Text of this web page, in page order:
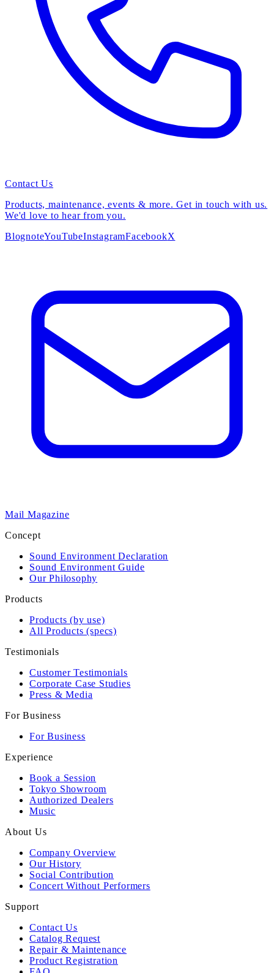
Contact Us
Products, maintenance, events & more. Get in touch with us.
We'd love to hear from you.
BlognoteYouTubeInstagramFacebookX
Mail Magazine
Concept
Sound Environment Declaration
Sound Environment Guide
Our Philosophy
Products
Products (by use)
All Products (specs)
Testimonials
Customer Testimonials
Corporate Case Studies
Press & Media
For Business
For Business
Experience
Book a Session
Tokyo Showroom
Authorized Dealers
Music
About Us
Company Overview
Our History
Social Contribution
Concert Without Performers
Support
Contact Us
Catalog Request
Repair & Maintenance
Product Registration